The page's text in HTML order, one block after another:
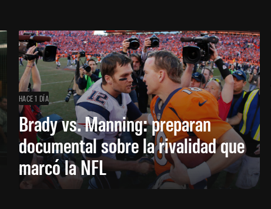
HACE 1 DÍA
Brady vs. Manning: preparan
documental sobre la rivalidad que
marcó la NFL